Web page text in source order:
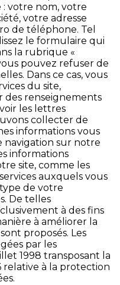
votre nom, votre
votre adresse
de téléphone. Tel
le formulaire qui
la rubrique «
pouvez refuser de
Dans ce cas, vous
du site,
des renseignements
les lettres
collecter de
informations vous
navigation sur notre
informations
site, comme les
auxquels vous
de votre
De telles
à des fins
à améliorer la
proposés. Les
par les
1998 transposant la
relative à la protection